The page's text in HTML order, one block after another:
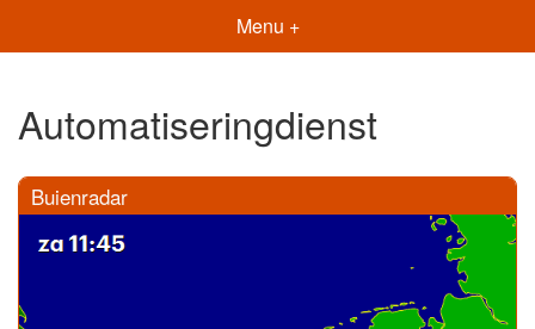
Menu +
Automatiseringdienst
Buienradar